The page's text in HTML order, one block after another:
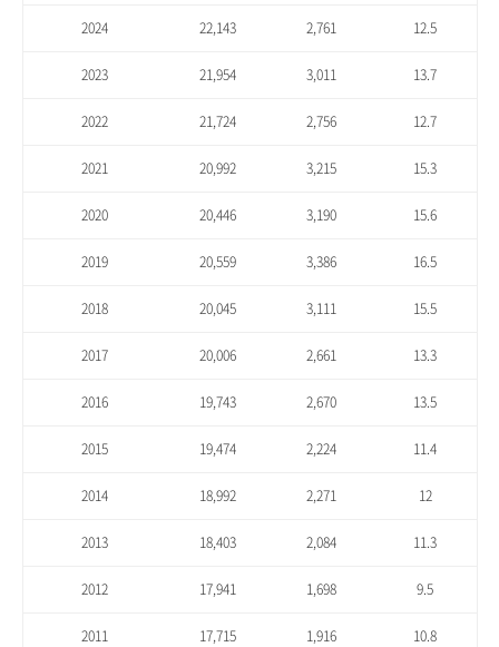
2024 22,143 2,761 12.5
2023 21,954 3,011 13.7
2022 21,724 2,756 12.7
2021 20,992 3,215 15.3
2020 20,446 3,190 15.6
2019 20,559 3,386 16.5
2018 20,045 3,111 15.5
2017 20,006 2,661 13.3
2016 19,743 2,670 13.5
2015 19,474 2,224 11.4
2014 18,992 2,271 12
2013 18,403 2,084 11.3
2012 17,941 1,698 9.5
2011 17,715 1,916 10.8